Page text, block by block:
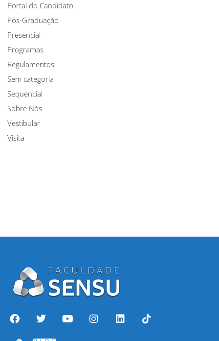
Portal do Candidato
Pós-Graduação
Presencial
Programas
Regulamentos
Sem categoria
Sequencial
Sobre Nós
Vestibular
Visita